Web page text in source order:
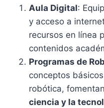
Aula Digital:
y acceso a
recursos en línea
contenidos
Programas de
conceptos
robótica,
ciencia y la